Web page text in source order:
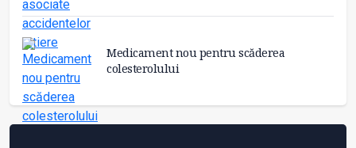
Medicament nou pentru scăderea
colesterolului